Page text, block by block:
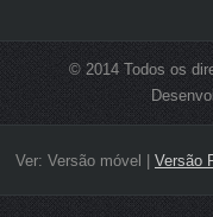
© 2014 Todos os
Ver: Versão móvel Versão